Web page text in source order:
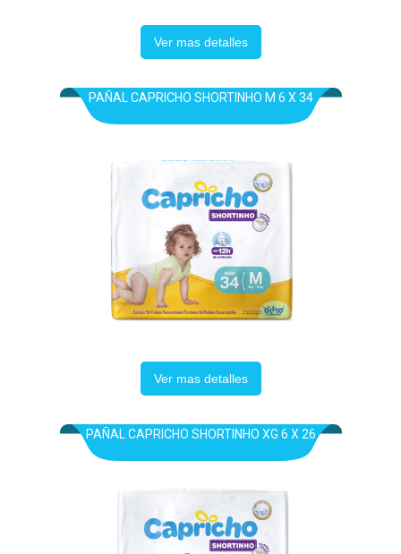
Ver mas detalles
PAÑAL CAPRICHO SHORTINHO M 6 X 34
Ver mas detalles
PAÑAL CAPRICHO SHORTINHO XG 6 X 26